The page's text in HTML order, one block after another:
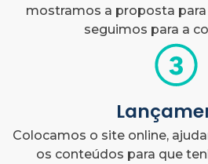
mostramos a proposta
seguimos para a
Colocamos o site online,
os conteúdos para que